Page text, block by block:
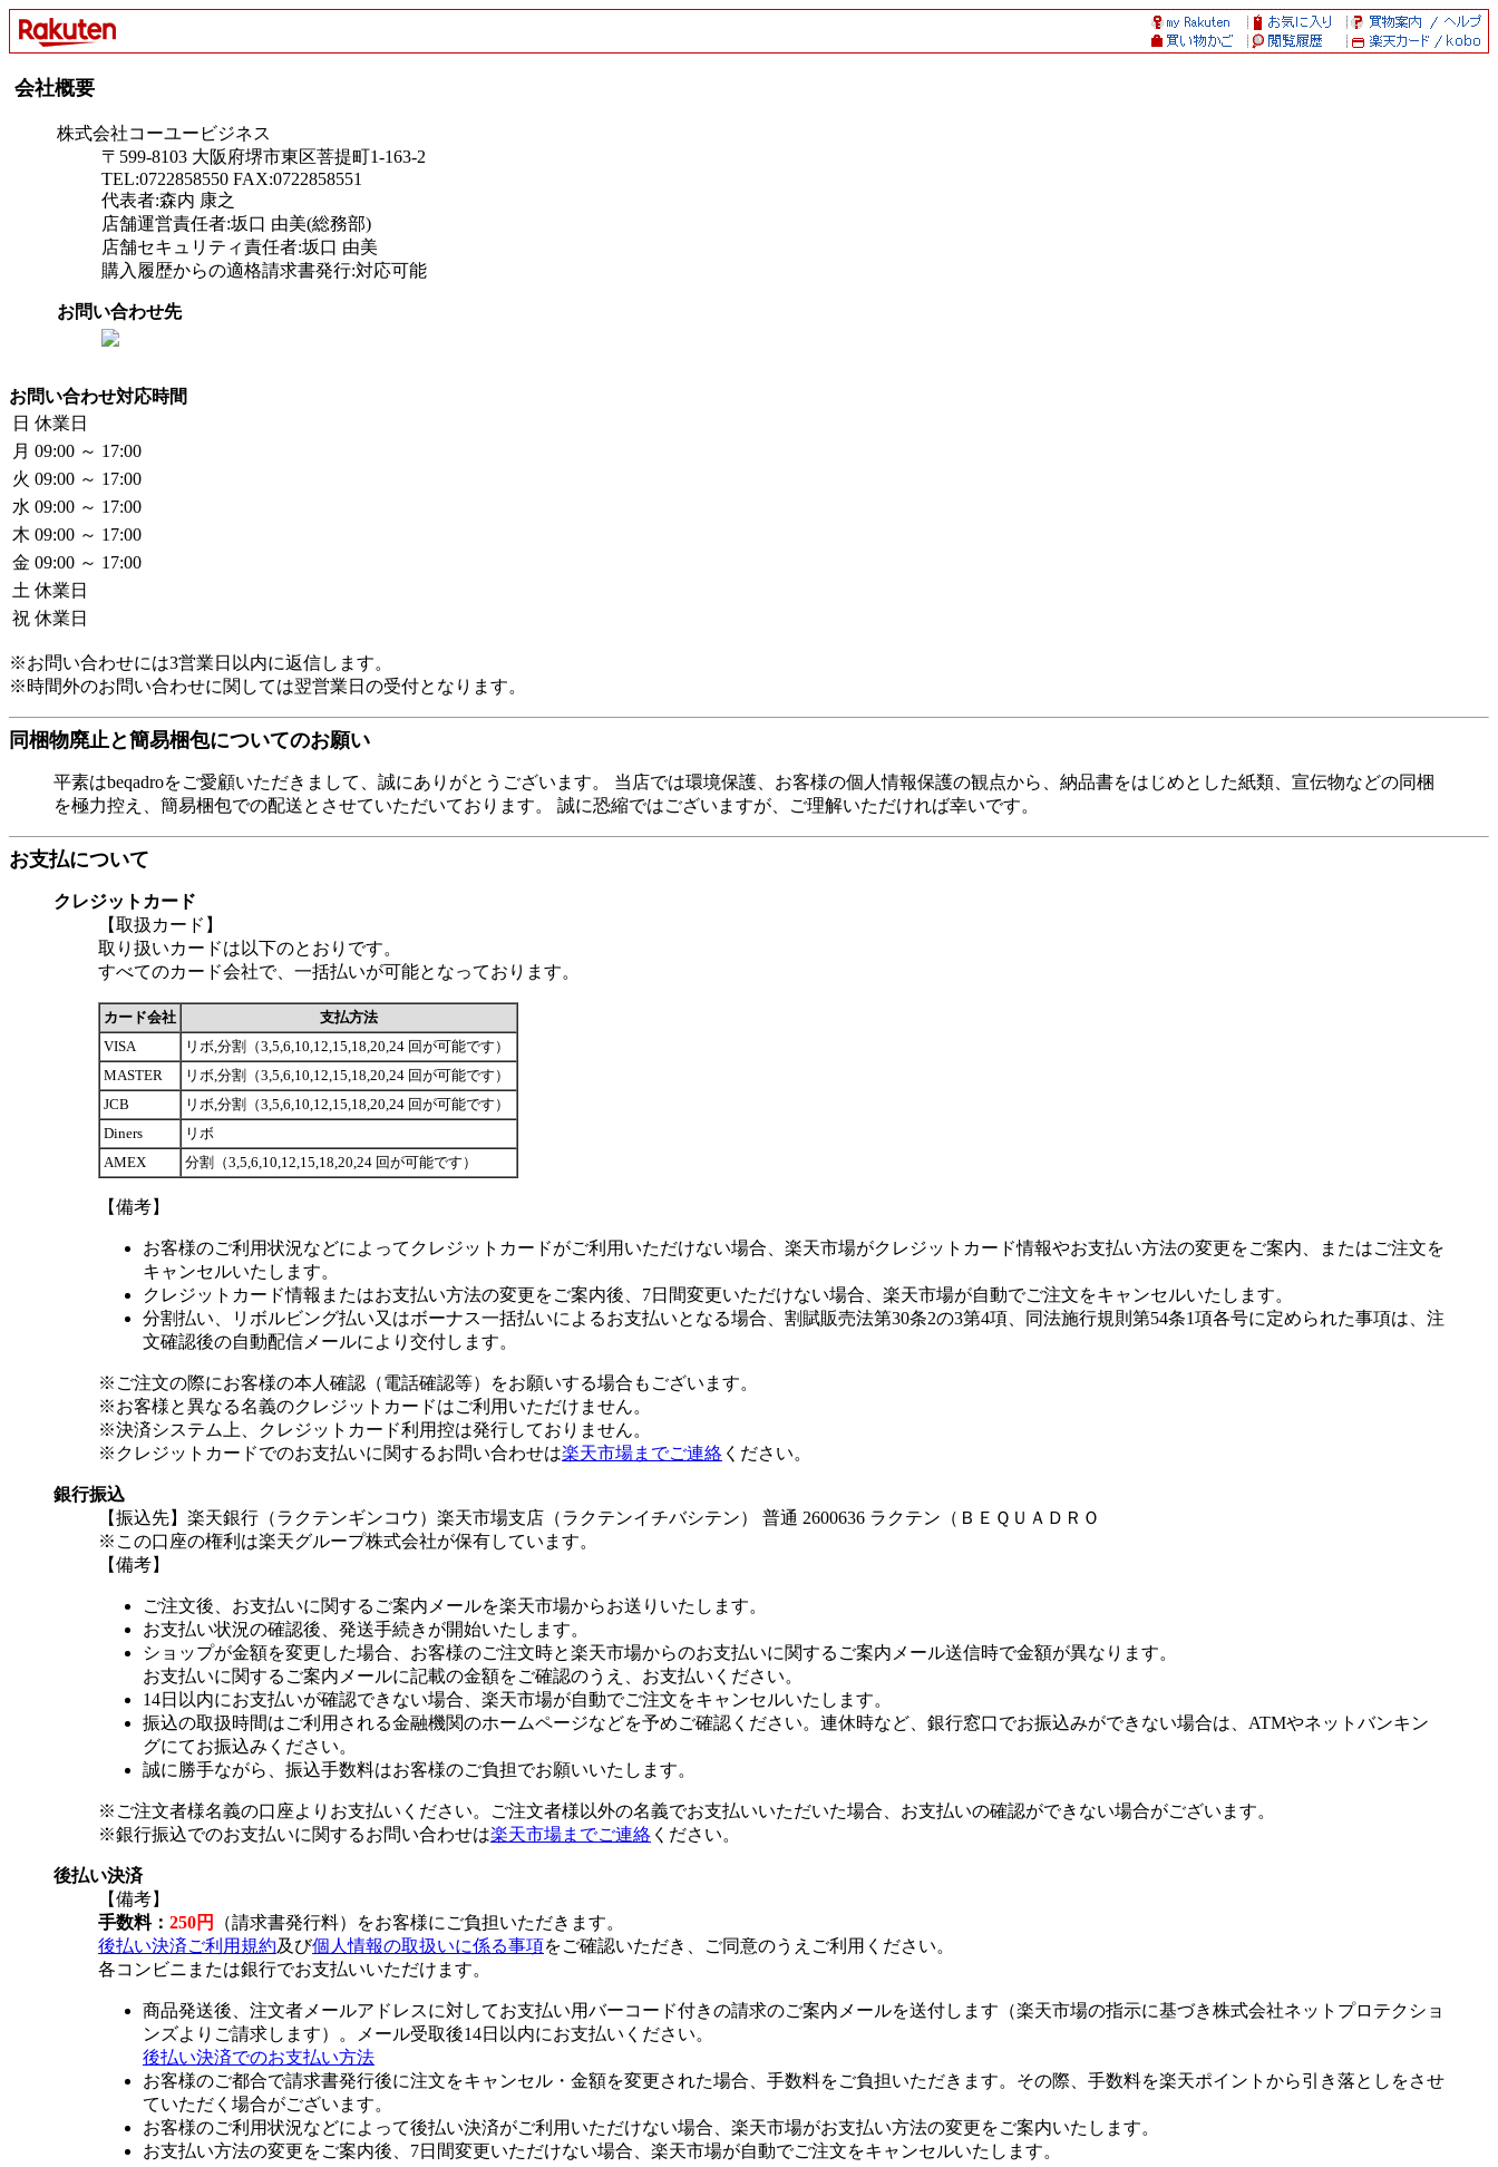
会社概要
株式会社コーユービジネス
〒599-8103 大阪府堺市東区菩提町1-163-2
TEL:0722858550 FAX:0722858551
代表者:森内 康之
店舗運営責任者:坂口 由美(総務部)
店舗セキュリティ責任者:坂口 由美
購入履歴からの適格請求書発行:対応可能
お問い合わせ先
お問い合わせ対応時間
日 休業日
月 09:00 ～ 17:00
火 09:00 ～ 17:00
水 09:00 ～ 17:00
木 09:00 ～ 17:00
金 09:00 ～ 17:00
土 休業日
祝 休業日
※お問い合わせには3営業日以内に返信します。
※時間外のお問い合わせに関しては翌営業日の受付となります。
同梱物廃止と簡易梱包についてのお願い
平素はbeqadroをご愛顧いただきまして、誠にありがとうございます。 当店では環境保護、お客様の個人情報保護の観点から、納品書をはじめとした紙類、宣伝物などの同梱
を極力控え、簡易梱包での配送とさせていただいております。 誠に恐縮ではございますが、ご理解いただければ幸いです。
お支払について
クレジットカード
【取扱カード】
取り扱いカードは以下のとおりです。
すべてのカード会社で、一括払いが可能となっております。
カード会社
支払方法
VISA
リボ,分割（3,5,6,10,12,15,18,20,24 回が可能です）
MASTER
リボ,分割（3,5,6,10,12,15,18,20,24 回が可能です）
JCB
リボ,分割（3,5,6,10,12,15,18,20,24 回が可能です）
Diners
リボ
AMEX
分割（3,5,6,10,12,15,18,20,24 回が可能です）
【備考】
お客様のご利用状況などによってクレジットカードがご利用いただけない場合、楽天市場がクレジットカード情報やお支払い方法の変更をご案内、またはご注文を
キャンセルいたします。
クレジットカード情報またはお支払い方法の変更をご案内後、7日間変更いただけない場合、楽天市場が自動でご注文をキャンセルいたします。
分割払い、リボルビング払い又はボーナス一括払いによるお支払いとなる場合、割賦販売法第30条2の3第4項、同法施行規則第54条1項各号に定められた事項は、注
文確認後の自動配信メールにより交付します。
※ご注文の際にお客様の本人確認（電話確認等）をお願いする場合もございます。
※お客様と異なる名義のクレジットカードはご利用いただけません。
※決済システム上、クレジットカード利用控は発行しておりません。
※クレジットカードでのお支払いに関するお問い合わせは楽天市場までご連絡 ください。
銀行振込
【振込先】楽天銀行（ラクテンギンコウ）楽天市場支店（ラクテンイチバシテン） 普通 2600636 ラクテン（ＢＥＱＵＡＤＲＯ
※この口座の権利は楽天グループ株式会社が保有しています。
【備考】
ご注文後、お支払いに関するご案内メールを楽天市場からお送りいたします。
お支払い状況の確認後、発送手続きが開始いたします。
ショップが金額を変更した場合、お客様のご注文時と楽天市場からのお支払いに関するご案内メール送信時で金額が異なります。
お支払いに関するご案内メールに記載の金額をご確認のうえ、お支払いください。
14日以内にお支払いが確認できない場合、楽天市場が自動でご注文をキャンセルいたします。
振込の取扱時間はご利用される金融機関のホームページなどを予めご確認ください。連休時など、銀行窓口でお振込みができない場合は、ATMやネットバンキン
グにてお振込みください。
誠に勝手ながら、振込手数料はお客様のご負担でお願いいたします。
※ご注文者様名義の口座よりお支払いください。ご注文者様以外の名義でお支払いいただいた場合、お支払いの確認ができない場合がございます。
※銀行振込でのお支払いに関するお問い合わせは楽天市場までご連絡 ください。
後払い決済
【備考】
手数料： 250円
（請求書発行料）をお客様にご負担いただきます。
後払い決済ご利用規約及び個人情報の取扱いに係る事項をご確認いただき、ご同意のうえご利用ください。
各コンビニまたは銀行でお支払いいただけます。
商品発送後、注文者メールアドレスに対してお支払い用バーコード付きの請求のご案内メールを送付します（楽天市場の指示に基づき株式会社ネットプロテクショ
ンズよりご請求します）。メール受取後14日以内にお支払いください。
後払い決済でのお支払い方法
お客様のご都合で請求書発行後に注文をキャンセル・金額を変更された場合、手数料をご負担いただきます。その際、手数料を楽天ポイントから引き落としをさせ
ていただく場合がございます。
お客様のご利用状況などによって後払い決済がご利用いただけない場合、楽天市場がお支払い方法の変更をご案内いたします。
お支払い方法の変更をご案内後、7日間変更いただけない場合、楽天市場が自動でご注文をキャンセルいたします。